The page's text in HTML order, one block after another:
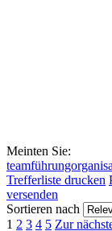
Meinten Sie:
Trefferliste drucken
versenden
Sortieren nach
1 2 3 4 5 Zur